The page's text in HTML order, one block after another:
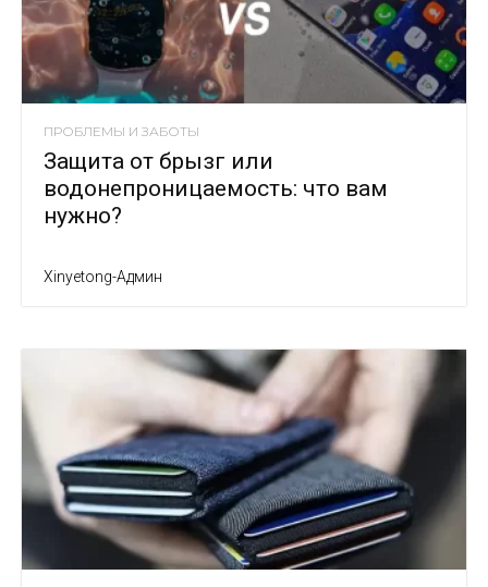
ПРОБЛЕМЫ И ЗАБОТЫ
Защита от брызг или
водонепроницаемость: что вам
нужно?
Xinyetong-Админ